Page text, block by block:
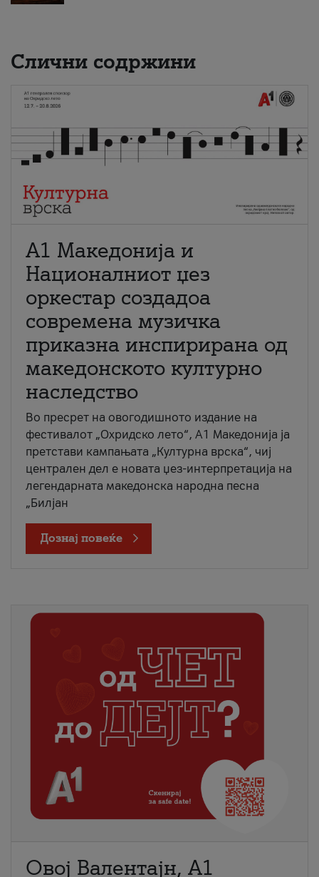
Слични содржини
А1 Македонија и
Националниот џез
оркестар создадоа
современа музичка
приказна инспирирана од
македонското културно
наследство
Во пресрет на овогодишното издание на
фестивалот „Охридско лето“, А1 Македонија ја
претстави кампањата „Културна врска“, чиј
централен дел е новата џез-интерпретација на
легендарната македонска народна песна
„Билјан
Дознај повеќе
Овој Валентајн, A1